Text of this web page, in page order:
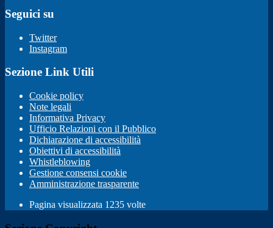
Seguici su
Twitter
Instagram
Sezione Link Utili
Cookie policy
Note legali
Informativa Privacy
Ufficio Relazioni con il Pubblico
Dichiarazione di accessibilità
Obiettivi di accessibilità
Whistleblowing
Gestione consensi cookie
Amministrazione trasparente
Pagina visualizzata 1235 volte